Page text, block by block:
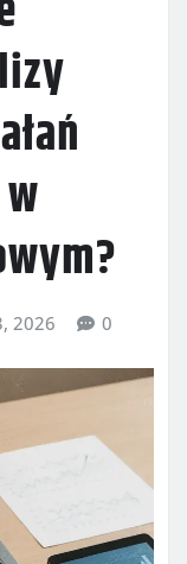
2026 0